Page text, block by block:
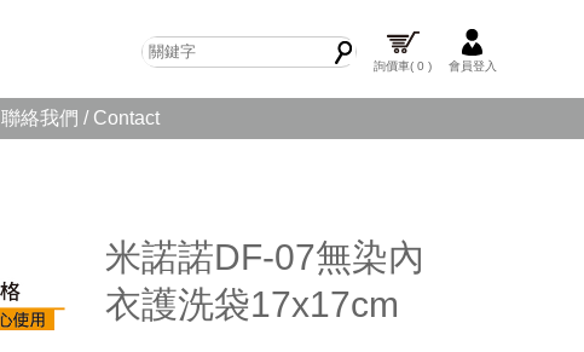
詢價車( 0 ) 會員登入
聯絡我們 / Contact
米諾諾DF-07無染內
衣護洗袋17x17cm